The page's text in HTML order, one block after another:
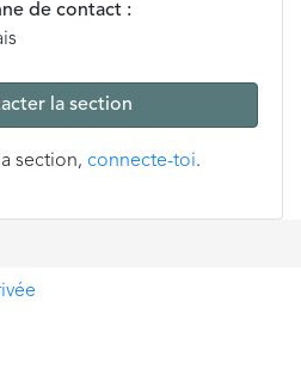
de contact :
la section
section, connecte-toi.